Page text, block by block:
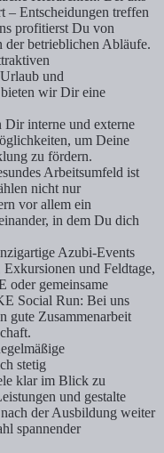
– Entscheidungen treffen
profitierst Du von
betrieblichen Abläufe.
und
wir Dir eine
Dir interne und externe
um Deine
zu fördern.
Arbeitsumfeld ist
nicht nur
vor allem ein
in dem Du dich
Azubi-Events
und Feldtage,
oder gemeinsame
Social Run: Bei uns
gute Zusammenarbeit
stetig
klar im Blick zu
und gestalte
der Ausbildung weiter
spannender